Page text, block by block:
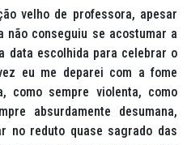
velho de professora, apesar
não conseguiu se acostumar a
data escolhida para celebrar o
eu me deparei com a fome
como sempre violenta, como
absurdamente desumana,
no reduto quase sagrado das